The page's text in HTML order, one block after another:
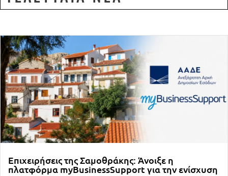
Επιχειρήσεις της Σαμοθράκης: Άνοιξε η
πλατφόρμα myBusinessSupport για την ενίσχυση